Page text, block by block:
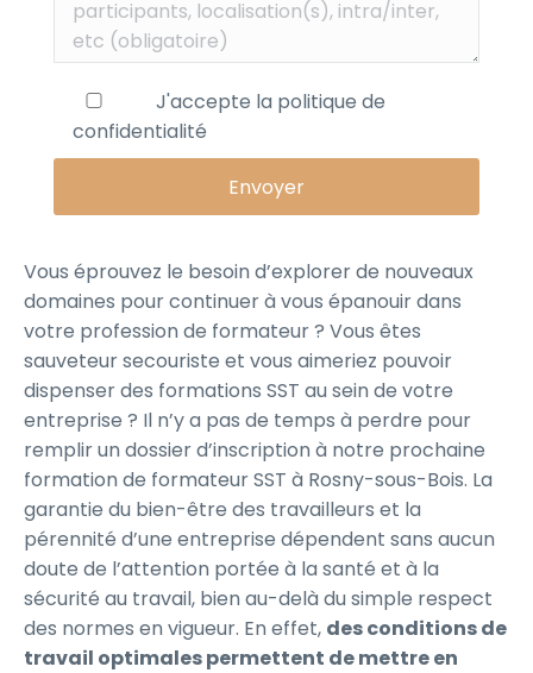
J'accepte la politique de
confidentialité
Vous éprouvez le besoin d’explorer de nouveaux
domaines pour continuer à vous épanouir dans
votre profession de formateur ? Vous êtes
sauveteur secouriste et vous aimeriez pouvoir
dispenser des formations SST au sein de votre
entreprise ? Il n’y a pas de temps à perdre pour
remplir un dossier d’inscription à notre prochaine
formation de formateur SST à Rosny-sous-Bois. La
garantie du bien-être des travailleurs et la
pérennité d’une entreprise dépendent sans aucun
doute de l’attention portée à la santé et à la
sécurité au travail, bien au-delà du simple respect
des normes en vigueur. En effet, des conditions de
travail optimales permettent de mettre en